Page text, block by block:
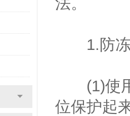
1.防冻
(1)使用
位保护起